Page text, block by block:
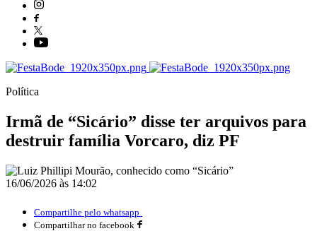
Política
Irmã de “Sicário” disse ter arquivos para
destruir família Vorcaro, diz PF
16/06/2026 às 14:02
Compartilhe pelo whatsapp
Compartilhar no facebook